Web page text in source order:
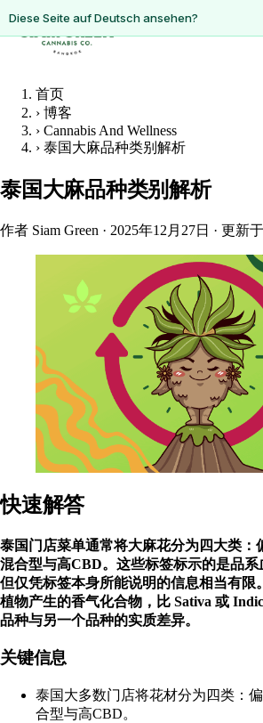
ดูหน้านี้เป็นภาษาไทย?
Diese Seite auf Deutsch ansehen?
首页
› 博客
› Cannabis And Wellness
› 泰国大麻品种类别解析
泰国大麻品种类别解析
作者 Siam Green · 2025年12月27日 · 更新
快速解答
泰国门店菜单通常将大麻花分为四大类：
混合型与高CBD。这些标签标示的是品系
但仅凭标签本身所能说明的信息相当有限
植物产生的香气化合物，比 Sativa 或
品种与另一个品种的实质差异。
关键信息
泰国大多数门店将花材分为四类：偏
合型与高CBD。